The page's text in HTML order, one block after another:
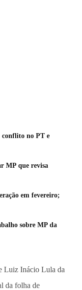
conflito no PT e
MP que revisa
em fevereiro;
sobre MP da
Luiz Inácio Lula da
da folha de